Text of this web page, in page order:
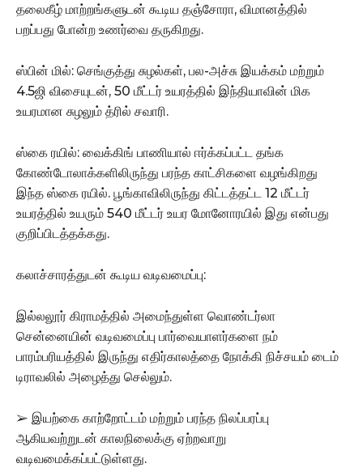
தலைகீழ் மாற்றங்களுடன் கூடிய தஞ்சோரா, விமானத்தில்
பறப்பது போன்ற உணர்வை தருகிறது.
ஸ்பின் மில்: செங்குத்து சுழல்கள், பல-அச்சு இயக்கம் மற்றும்
4.5ஜி விசையுடன், 50 மீட்டர் உயரத்தில் இந்தியாவின் மிக
உயரமான சுழலும் த்ரில் சவாரி.
ஸ்கை ரயில்: வைக்கிங் பாணியால் ஈர்க்கப்பட்ட தங்க
கோண்டோலாக்களிலிருந்து பரந்த காட்சிகளை வழங்கிறது
இந்த ஸ்கை ரயில். பூங்காவிலிருந்து கிட்டத்தட்ட 12 மீட்டர்
உயரத்தில் உயரும் 540 மீட்டர் உயர மோனோரயில் இது என்பது
குறிப்பிடத்தக்கது.
கலாச்சாரத்துடன் கூடிய வடிவமைப்பு:
இல்லலூர் கிராமத்தில் அமைந்துள்ள வொண்டர்லா
சென்னையின் வடிவமைப்பு பார்வையாளர்களை நம்
பாரம்பரியத்தில் இருந்து எதிர்காலத்தை நோக்கி நிச்சயம் டைம்
டிராவலில் அழைத்து செல்லும்.
➢ இயற்கை காற்றோட்டம் மற்றும் பரந்த நிலப்பரப்பு
ஆகியவற்றுடன் காலநிலைக்கு ஏற்றவாறு
வடிவமைக்கப்பட்டுள்ளது.